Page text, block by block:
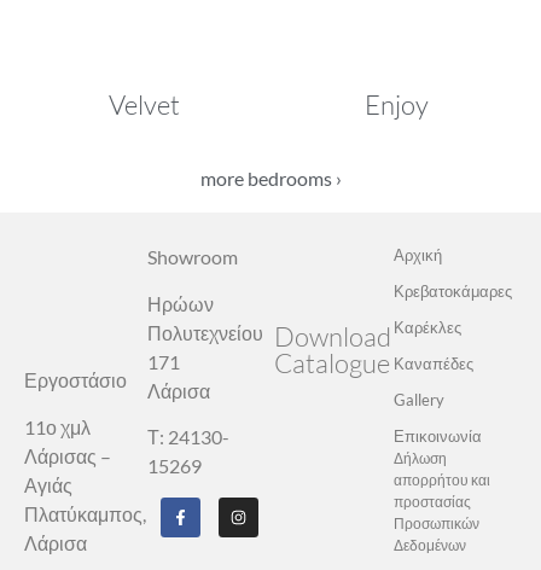
Velvet Enjoy
more bedrooms ›
Εργοστάσιο
11ο χμλ
Λάρισας –
Αγιάς
Πλατύκαμπος,
Λάρισα
Showroom
Ηρώων
Πολυτεχνείου
171
Λάρισα
Τ: 24130-
15269
Download
Catalogue
Αρχική
Κρεβατοκάμαρες
Καρέκλες
Καναπέδες
Gallery
Επικοινωνία
Δήλωση
απορρήτου και
προστασίας
Προσωπικών
Δεδομένων